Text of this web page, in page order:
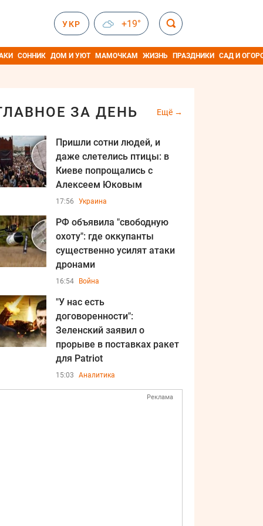
УКР +19°
СОННИК ДОМ И УЮТ МАМОЧКАМ ЖИЗНЬ ПРАЗДНИКИ САД И
ЗА ДЕНЬ Ещё
Пришли сотни людей, и
даже слетелись птицы: в
Киеве попрощались с
Алексеем Юковым
17:56 Украина
РФ объявила "свободную
охоту": где оккупанты
существенно усилят атаки
дронами
16:54 Война
"У нас есть
договоренности":
Зеленский заявил о
прорыве в поставках ракет
для Patriot
15:03 Аналитика
Реклама